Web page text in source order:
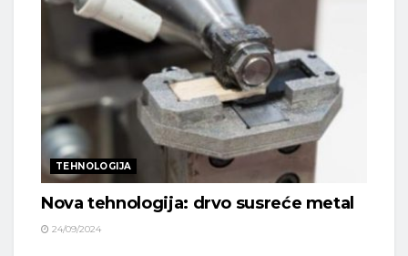
TEHNOLOGIJA
Nova tehnologija: drvo susreće metal
24/09/2024